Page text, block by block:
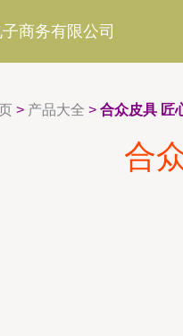
商务有限公司
> 产品大全 > 合众皮具 匠
合